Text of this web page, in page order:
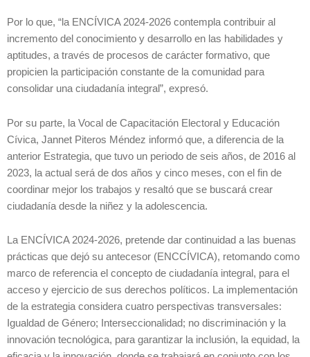
Por lo que, “la ENCÍVICA 2024-2026 contempla contribuir al
incremento del conocimiento y desarrollo en las habilidades y
aptitudes, a través de procesos de carácter formativo, que
propicien la participación constante de la comunidad para
consolidar una ciudadanía integral”, expresó.
Por su parte, la Vocal de Capacitación Electoral y Educación
Cívica, Jannet Piteros Méndez informó que, a diferencia de la
anterior Estrategia, que tuvo un periodo de seis años, de 2016 al
2023, la actual será de dos años y cinco meses, con el fin de
coordinar mejor los trabajos y resaltó que se buscará crear
ciudadanía desde la niñez y la adolescencia.
La ENCÍVICA 2024-2026, pretende dar continuidad a las buenas
prácticas que dejó su antecesor (ENCCÍVICA), retomando como
marco de referencia el concepto de ciudadanía integral, para el
acceso y ejercicio de sus derechos políticos. La implementación
de la estrategia considera cuatro perspectivas transversales:
Igualdad de Género; Interseccionalidad; no discriminación y la
innovación tecnológica, para garantizar la inclusión, la equidad, la